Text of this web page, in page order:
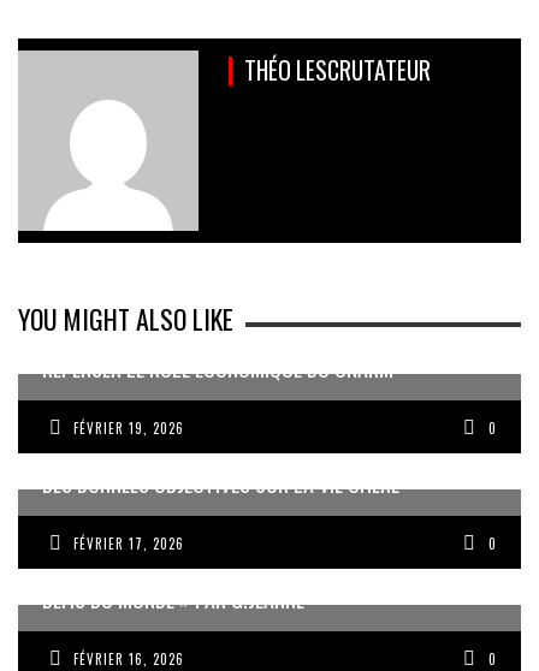
THÉO LESCRUTATEUR
YOU MIGHT ALSO LIKE
REPENSER LE RÔLE ÉCONOMIQUE DU CNARM
FÉVRIER 19, 2026 0
DES DONNÉES OBJECTIVES SUR LA VIE CHÈRE
FÉVRIER 17, 2026 0
« UN GOSIER FIER, FORT ET RESPONSABLE FACE AUX
DÉFIS DU MONDE » PAR G.JEANNE
FÉVRIER 16, 2026 0